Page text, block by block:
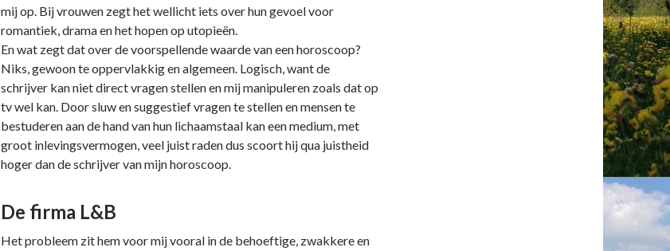
mij op. Bij vrouwen zegt het wellicht iets over hun gevoel voor
romantiek, drama en het hopen op utopieën.
En wat zegt dat over de voorspellende waarde van een horoscoop?
Niks, gewoon te oppervlakkig en algemeen. Logisch, want de
schrijver kan niet direct vragen stellen en mij manipuleren zoals dat op
tv wel kan. Door sluw en suggestief vragen te stellen en mensen te
bestuderen aan de hand van hun lichaamstaal kan een medium, met
groot inlevingsvermogen, veel juist raden dus scoort hij qua juistheid
hoger dan de schrijver van mijn horoscoop.
De firma L&B
Het probleem zit hem voor mij vooral in de behoeftige, zwakkere en